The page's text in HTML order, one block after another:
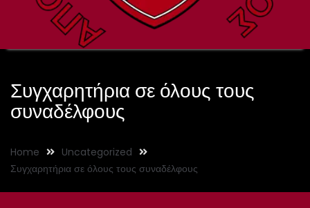
Συγχαρητήρια σε όλους τους
συναδέλφους
Home
Uncategorized
Συγχαρητήρια σε όλους τους συναδέλφους